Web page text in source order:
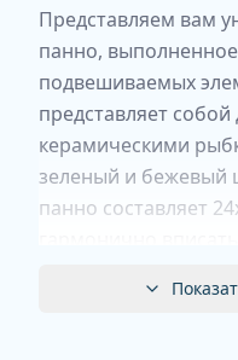
Представляем вам
панно,
подвешиваемых
представляет
керамическими
зеленый и бежевый
панно составляет
полностью ручная